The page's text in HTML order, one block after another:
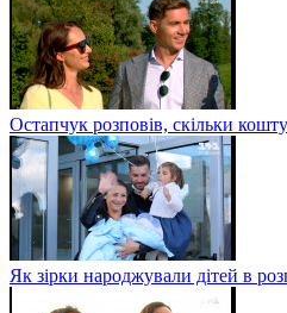
Остапчук розповів, скільки
Як зірки народжували дітей в